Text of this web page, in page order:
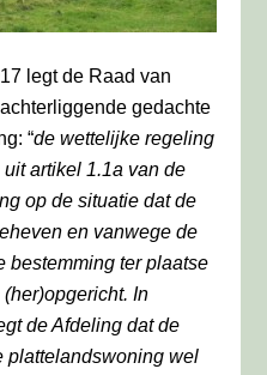
legt de Raad van
gedachte
“de wettelijke regeling
artikel 1.1a van de
op de situatie dat de
en vanwege de
bestemming ter plaatse
In
de Afdeling dat de
plattelandswoning wel